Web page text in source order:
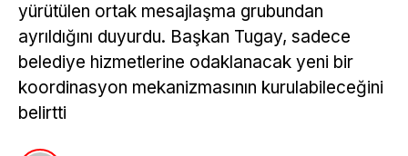
yürütülen ortak mesajlaşma grubundan
ayrıldığını duyurdu. Başkan Tugay, sadece
belediye hizmetlerine odaklanacak yeni bir
koordinasyon mekanizmasının kurulabileceğini
belirtti